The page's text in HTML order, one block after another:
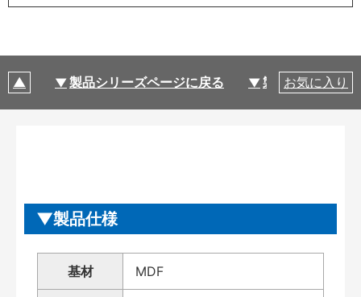
製品シリーズページに戻る 製品仕様
お気に入り
製品仕様
基材 MDF